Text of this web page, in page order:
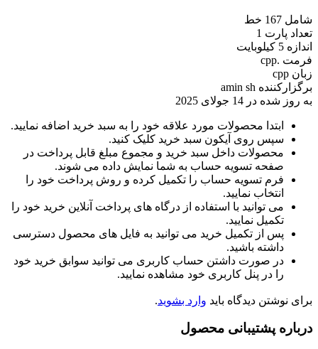
شامل 167 خط
تعداد پارت 1
اندازه 5 کیلوبایت
فرمت .cpp
زبان cpp
برگزارکننده amin sh
به روز شده در 14 جولای 2025
ابتدا محصولات مورد علاقه خود را به سبد خرید اضافه نمایید.
سپس روی آیکون سبد خرید کلیک کنید.
محصولات داخل سبد خرید و مجموع مبلغ قابل پرداخت در
صفحه تسویه حساب به شما نمایش داده می شوند.
فرم تسویه حساب را تکمیل کرده و روش پرداخت خود را
انتخاب نمایید.
می توانید با استفاده از درگاه های پرداخت آنلاین خرید خود را
تکمیل نمایید.
پس از تکمیل خرید می توانید به فایل های محصول دسترسی
داشته باشید.
در صورت داشتن حساب کاربری می توانید سوابق خرید خود
را در پنل کاربری خود مشاهده نمایید.
برای نوشتن دیدگاه باید وارد بشوید.
درباره پشتیبانی محصول